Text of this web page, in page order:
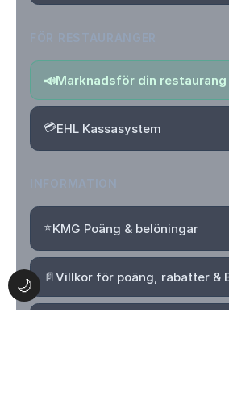
🌙
📣Marknadsför din restaurang
💳EHL Kassasystem
⭐KMG Poäng & belöningar
📄Villkor för poäng, rabatter &